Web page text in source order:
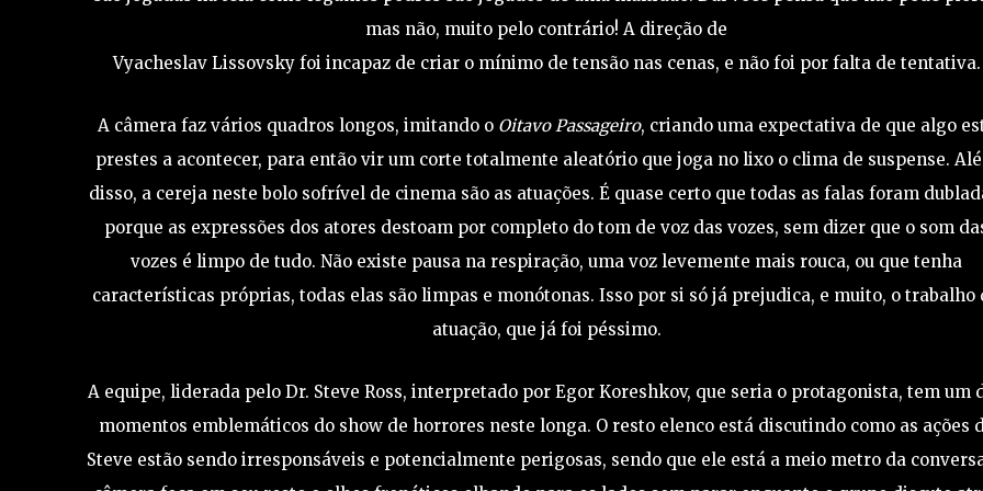
mas não, muito pelo contrário! A direção de
Vyacheslav Lissovsky foi incapaz de criar o mínimo de tensão nas cenas, e não foi por falta de tentativa.
A câmera faz vários quadros longos, imitando o Oitavo Passageiro, criando uma expectativa de que algo
prestes a acontecer, para então vir um corte totalmente aleatório que joga no lixo o clima de suspense.
disso, a cereja neste bolo sofrível de cinema são as atuações. É quase certo que todas as falas foram
porque as expressões dos atores destoam por completo do tom de voz das vozes, sem dizer que o som
vozes é limpo de tudo. Não existe pausa na respiração, uma voz levemente mais rouca, ou que tenha
características próprias, todas elas são limpas e monótonas. Isso por si só já prejudica, e muito, o trabalho
atuação, que já foi péssimo.
A equipe, liderada pelo Dr. Steve Ross, interpretado por Egor Koreshkov, que seria o protagonista, tem um
momentos emblemáticos do show de horrores neste longa. O resto elenco está discutindo como as ações
Steve estão sendo irresponsáveis e potencialmente perigosas, sendo que ele está a meio metro da